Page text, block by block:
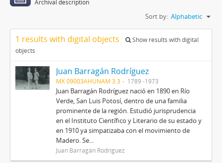
Archival description
Sort by: Alphabetic
1 results with digital objects
Show results with digital
objects
Juan Barragán Rodríguez
MX 09003AHUNAM 3.3 1789 -1973
Juan Barragán Rodríguez nació en 1890 en Río
Verde, San Luis Potosí, dentro de una familia
prominente de la región. Estudió jurisprudencia
en el Instituto Científico y Literario de su estado y
en 1910 ya simpatizaba con el movimiento de
Madero. Se...
Juan Barragán Rodríguez